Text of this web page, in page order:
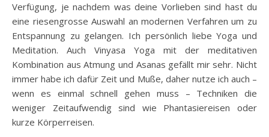
Verfügung, je nachdem was deine Vorlieben sind hast du
eine riesengrosse Auswahl an modernen Verfahren um zu
Entspannung zu gelangen. Ich persönlich liebe Yoga und
Meditation. Auch Vinyasa Yoga mit der meditativen
Kombination aus Atmung und Asanas gefällt mir sehr. Nicht
immer habe ich dafür Zeit und Muße, daher nutze ich auch –
wenn es einmal schnell gehen muss – Techniken die
weniger Zeitaufwendig sind wie Phantasiereisen oder
kurze Körperreisen.